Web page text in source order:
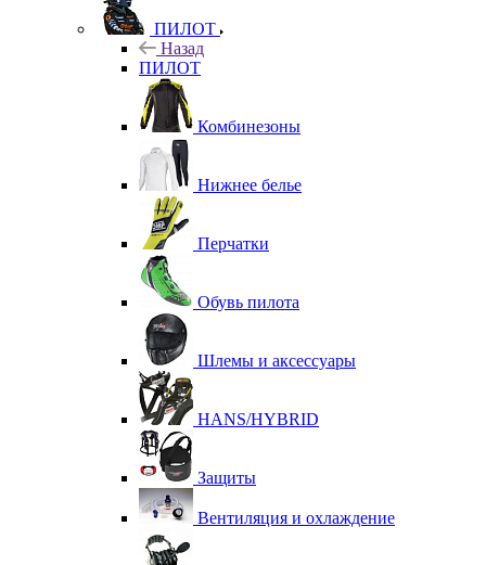
ПИЛОТ
Назад
ПИЛОТ
Комбинезоны
Нижнее белье
Перчатки
Обувь пилота
Шлемы и аксессуары
HANS/HYBRID
Защиты
Вентиляция и охлаждение